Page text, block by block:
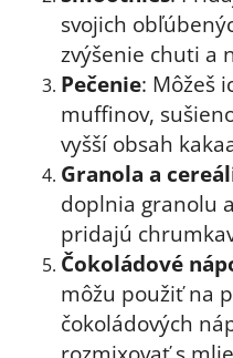
svojich
zvýšenie chuti a
Pečenie: Môžeš
muffinov,
vyšší obsah
Granola a
doplnia granolu
pridajú
Čokoládové
môžu použiť na
čokoládových